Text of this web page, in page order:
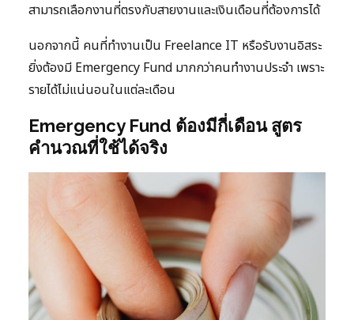
สามารถเลือกงานที่ตรงกับสายงานและเงินเดือนที่ต้องการได้
นอกจากนี้ คนที่ทำงานเป็น Freelance IT หรือรับงานอิสระ
ยิ่งต้องมี Emergency Fund มากกว่าคนทำงานประจำ เพราะ
รายได้ไม่แน่นอนในแต่ละเดือน
Emergency Fund ต้องมีกี่เดือน สูตร
คำนวณที่ใช้ได้จริง